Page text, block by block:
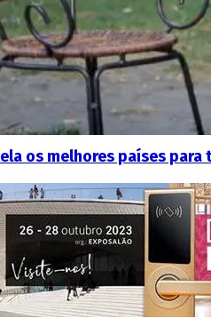
os melhores países